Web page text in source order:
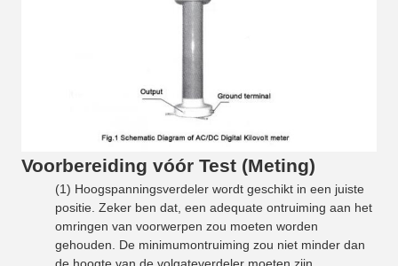
Voorbereiding vóór Test (Meting)
(1) Hoogspanningsverdeler wordt geschikt in een juiste
positie. Zeker ben dat, een adequate ontruiming aan het
omringen van voorwerpen zou moeten worden
gehouden. De minimumontruiming zou niet minder dan